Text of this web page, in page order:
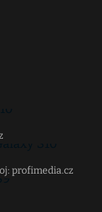
profimedia.cz